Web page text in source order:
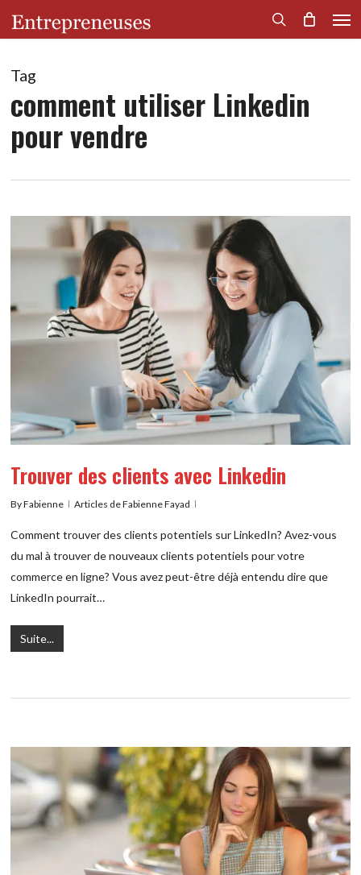
content
search
Tag
comment utiliser Linkedin
pour vendre
Trouver des clients avec Linkedin
ByFabienne Articles de Fabienne Fayad
Comment trouver des clients potentiels sur LinkedIn? Avez-vous
du mal à trouver de nouveaux clients potentiels pour votre
commerce en ligne? Vous avez peut-être déjà entendu dire que
LinkedIn pourrait…
Suite...